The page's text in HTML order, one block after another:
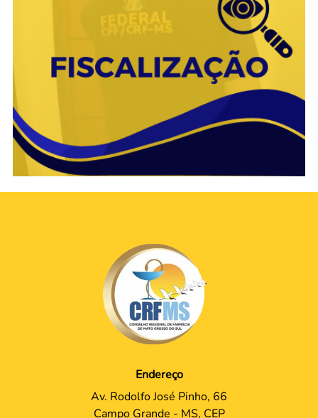
Endereço
Av. Rodolfo José Pinho, 66
Campo Grande - MS, CEP